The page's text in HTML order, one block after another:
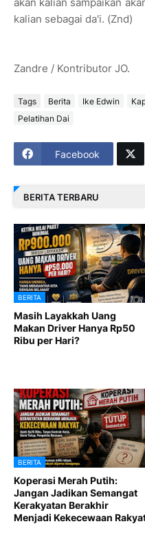
kalian sebagai da'i. (Znd)
Zandre / Kontributor JO.
Tags Berita Ike Edwin
Pelatihan Dai
Facebook
BERITA TERBARU
BERITA
Masih Layakkah Uang
Makan Driver Hanya Rp50
Ribu per Hari?
BERITA
Koperasi Merah Putih:
Jangan Jadikan Semangat
Kerakyatan Berakhir
Menjadi Kekecewaan